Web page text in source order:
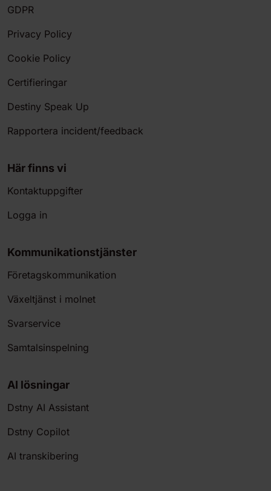
GDPR
Privacy Policy
Cookie Policy
Certifieringar
Destiny Speak Up
Rapportera incident/feedback
Här finns vi
Kontaktuppgifter
Logga in
Kommunikationstjänster
Företagskommunikation
Växeltjänst i molnet
Svarservice
Samtalsinspelning
AI lösningar
Dstny AI Assistant
Dstny Copilot
AI transkibering